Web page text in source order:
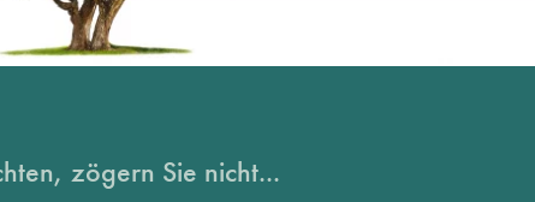
zögern Sie nicht...